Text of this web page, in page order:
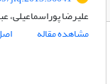
علیرضا پوراسماعیلی،
مشاهده مقاله